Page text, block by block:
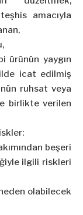
amacıyla
ürünün yaygın
icat edilmiş
ruhsat veya
birlikte verilen
beşeri
ilgili riskleri
olabilecek